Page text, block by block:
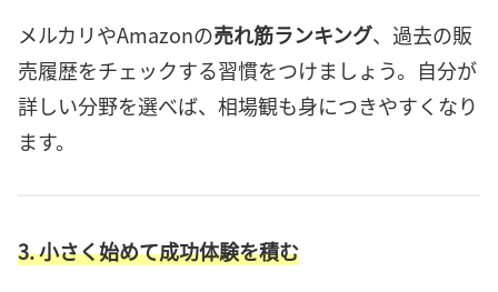
メルカリやAmazonの売れ筋ランキング、過去の販
売履歴をチェックする習慣をつけましょう。自分が
詳しい分野を選べば、相場観も身につきやすくなり
ます。
3. 小さく始めて成功体験を積む